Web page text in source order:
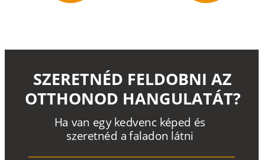
Ha van egy kedvenc képed és
szeretnéd a faladon látni
SZERETNÉD FELDOBNI AZ
OTTHONOD HANGULATÁT?